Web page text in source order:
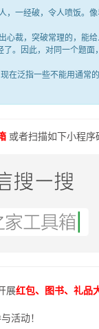
经破，令人喷饭。像
裁，突破常理的，能给
。因此，对同一个题
泛指一些不能用通常
或者扫描如下小程序
展红包、图书、礼品
活动！